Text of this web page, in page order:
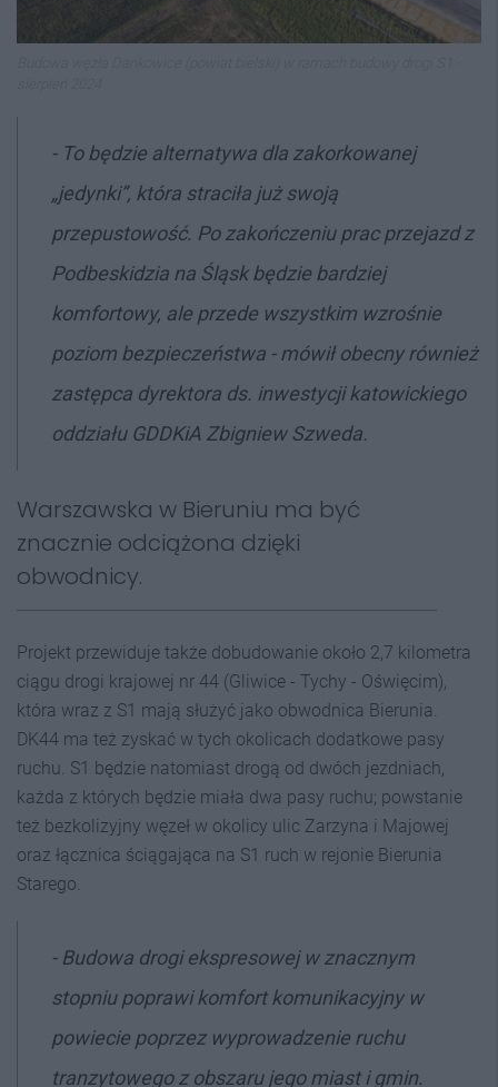
- To będzie alternatywa dla zakorkowanej
„jedynki”, która straciła już swoją
przepustowość. Po zakończeniu prac przejazd z
Podbeskidzia na Śląsk będzie bardziej
komfortowy, ale przede wszystkim wzrośnie
poziom bezpieczeństwa - mówił obecny również
zastępca dyrektora ds. inwestycji katowickiego
oddziału GDDKiA Zbigniew Szweda.
Warszawska w Bieruniu ma być
znacznie odciążona dzięki
obwodnicy.
Projekt przewiduje także dobudowanie około 2,7 kilometra
ciągu drogi krajowej nr 44 (Gliwice - Tychy - Oświęcim),
która wraz z S1 mają służyć jako obwodnica Bierunia.
DK44 ma też zyskać w tych okolicach dodatkowe pasy
ruchu. S1 będzie natomiast drogą od dwóch jezdniach,
każda z których będzie miała dwa pasy ruchu; powstanie
też bezkolizyjny węzeł w okolicy ulic Zarzyna i Majowej
oraz łącznica ściągająca na S1 ruch w rejonie Bierunia
Starego.
- Budowa drogi ekspresowej w znacznym
stopniu poprawi komfort komunikacyjny w
powiecie poprzez wyprowadzenie ruchu
tranzytowego z obszaru jego miast i gmin.